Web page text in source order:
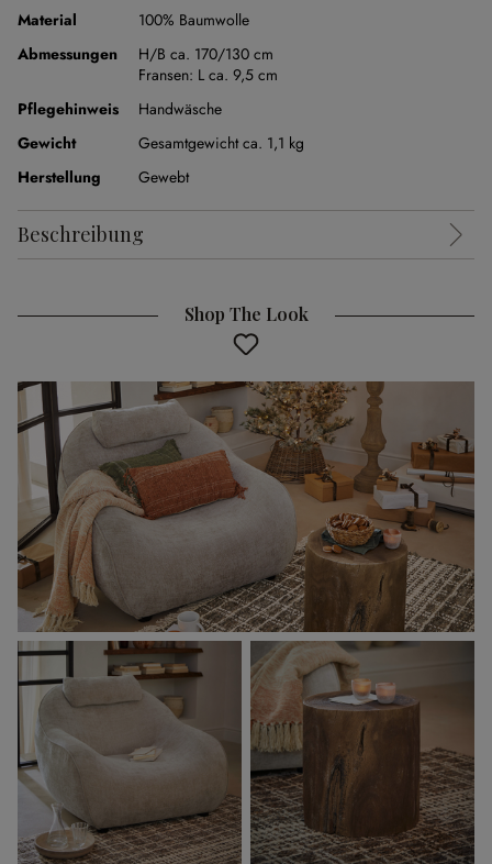
Material
100% Baumwolle
Abmessungen
H/B ca. 170/130 cm
Fransen: L ca. 9,5 cm
Pflegehinweis
Handwäsche
Gewicht
Gesamtgewicht ca. 1,1 kg
Herstellung
Gewebt
Beschreibung
Shop The Look